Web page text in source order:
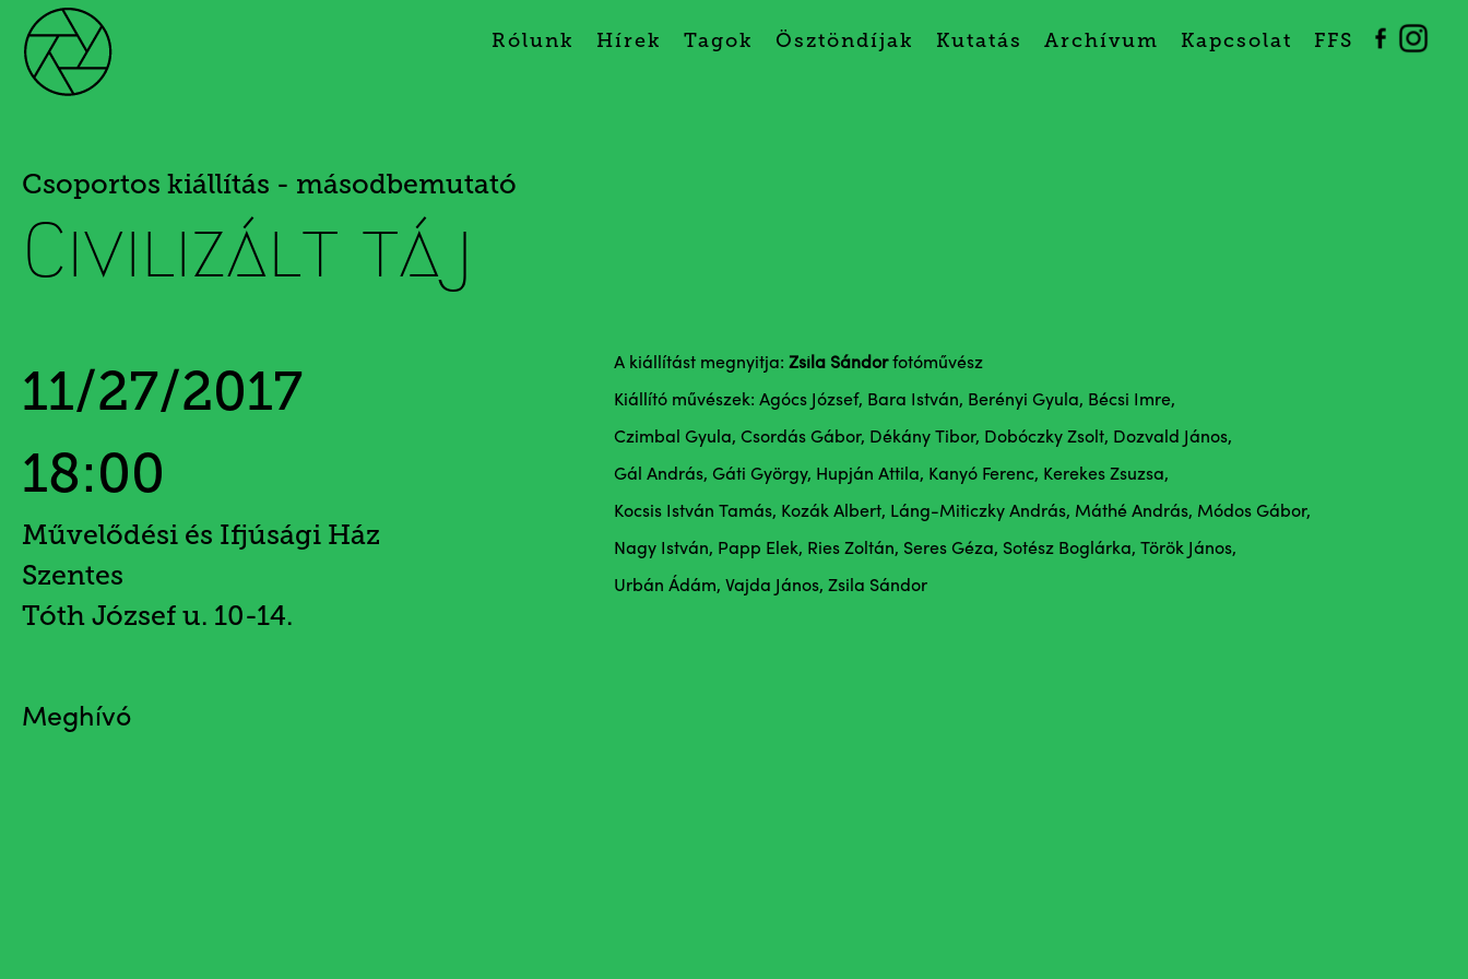
Rólunk Hírek Tagok Ösztöndíjak Kutatás Archívum Kapcsolat FFS
Csoportos kiállítás - másodbemutató
Civilizált táj
11/27/2017
18:00
Művelődési és Ifjúsági Ház
Szentes
Tóth József u. 10-14.
Meghívó
A kiállítást megnyitja: Zsila Sándorfotóművész
Kiállító művészek: Agócs József, Bara István, Berényi Gyula, Bécsi Imre,
Czimbal Gyula, Csordás Gábor, Dékány Tibor, Dobóczky Zsolt, Dozvald János,
Gál András, Gáti György, Hupján Attila, Kanyó Ferenc, Kerekes Zsuzsa,
Kocsis István Tamás, Kozák Albert, Láng-Miticzky András, Máthé András, Módos Gábor,
Nagy István, Papp Elek, Ries Zoltán, Seres Géza, Sotész Boglárka, Török János,
Urbán Ádám, Vajda János, Zsila Sándor